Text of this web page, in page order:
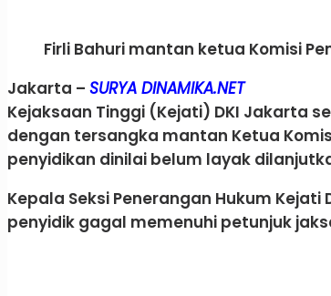
Firli Bahuri mantan ketua Komisi
Jakarta – SURYA DINAMIKA.NET
Kejaksaan Tinggi (Kejati) DKI Jakarta
dengan tersangka mantan Ketua
penyidikan dinilai belum layak
Kepala Seksi Penerangan Hukum
penyidik gagal memenuhi petunjuk